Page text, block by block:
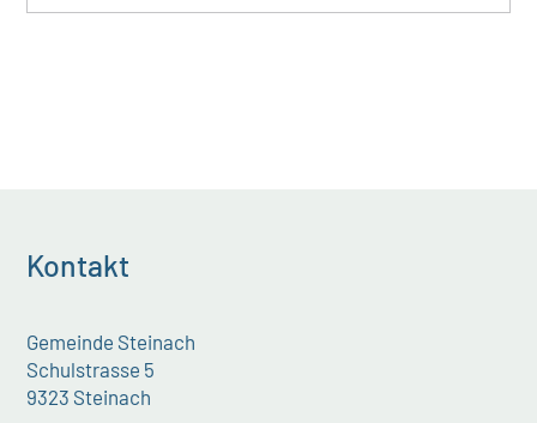
Kontakt
Gemeinde Steinach
Schulstrasse 5
9323 Steinach